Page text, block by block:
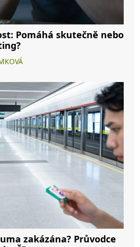
Pomáhá skutečně nebo
zakázána? Průvodce